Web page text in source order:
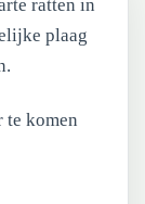
ratten in
plaag
te komen